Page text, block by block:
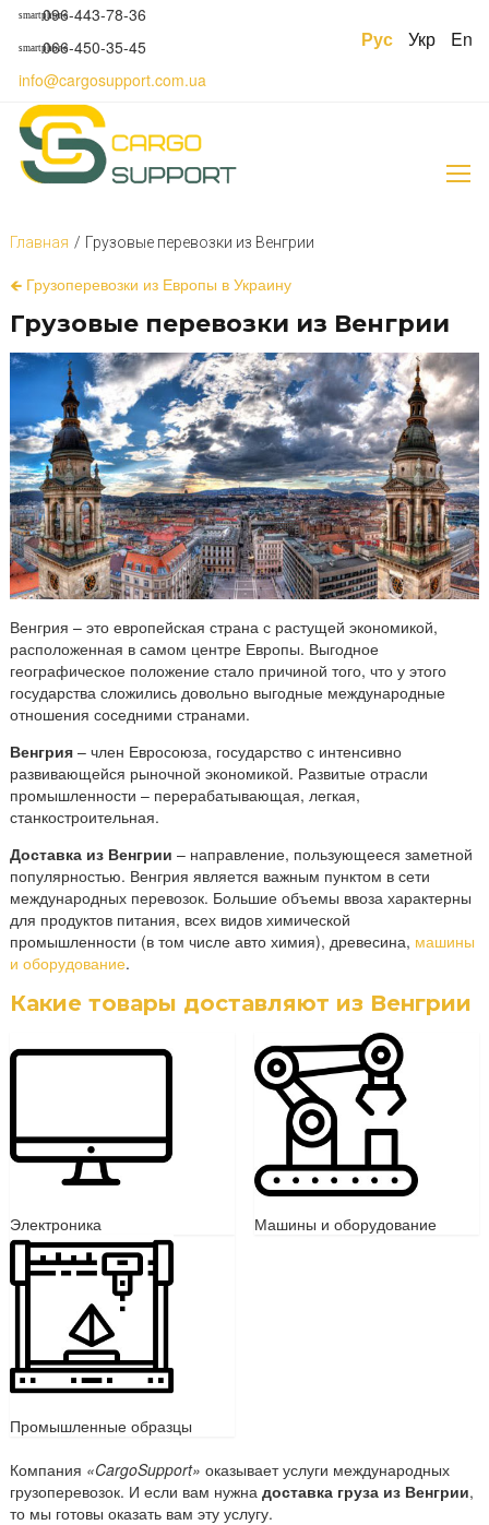
smartphone096-443-78-36
smartphone066-450-35-45
info@cargosupport.com.ua
Рус Укр En
Главная / Грузовые перевозки из Венгрии
Г
р
у
з
о
в
ы
е
п
е
р
е
в
о
з
к
и
и
з
В
е
г
р
и
и
🡸 Грузоперевозки из Европы в Украину
Грузовые перевозки из Венгрии
Венгрия – это европейская страна с растущей экономикой,
расположенная в самом центре Европы. Выгодное
географическое положение стало причиной того, что у этого
государства сложились довольно выгодные международные
отношения соседними странами.
Венгрия – член Евросоюза, государство с интенсивно
развивающейся рыночной экономикой. Развитые отрасли
промышленности – перерабатывающая, легкая,
станкостроительная.
Доставка из Венгрии – направление, пользующееся заметной
популярностью. Венгрия является важным пунктом в сети
международных перевозок. Большие объемы ввоза характерны
для продуктов питания, всех видов химической
промышленности (в том числе авто химия), древесина, машины
и оборудование.
Какие товары доставляют из Венгрии
Электроника Машины и оборудование
Промышленные образцы
Компания «CargoSupport» оказывает услуги международных
грузоперевозок. И если вам нужнадоставка груза из Венгрии,
то мы готовы оказать вам эту услугу.